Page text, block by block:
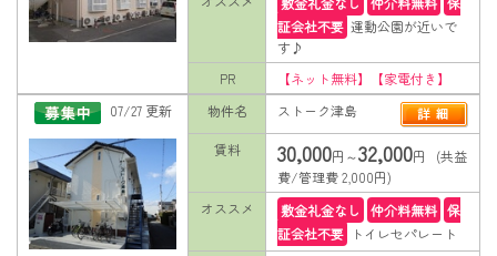
証会社不要 運動公園が近いで
す♪
PR
【ネット無料】【家電付き】
07/27 更新
物件名 ストーク津島
賃料 30,000円～32,000円 (共益
費/管理費 2,000円)
オススメ
敷金礼金なし 仲介料無料 保
証会社不要
トイレセパレート